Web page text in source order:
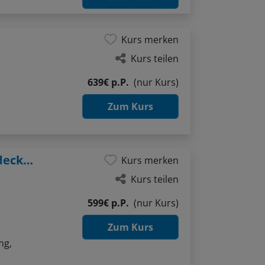
Kurs merken
Kurs teilen
639€ p.P.
(nur Kurs)
Zum Kurs
Kurs merken
Kurs teilen
599€ p.P.
(nur Kurs)
Zum Kurs